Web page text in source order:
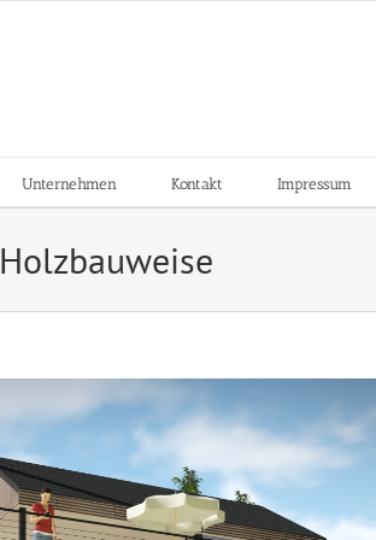
Unternehmen Kontakt Impressum
Holzbauweise